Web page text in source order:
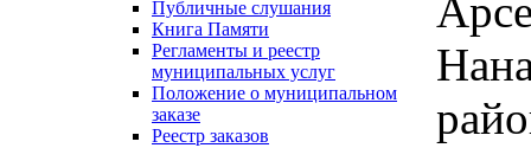
Публичные слушания
Книга Памяти
Регламенты и реестр
муниципальных услуг
Положение о муниципальном
заказе
Реестр заказов